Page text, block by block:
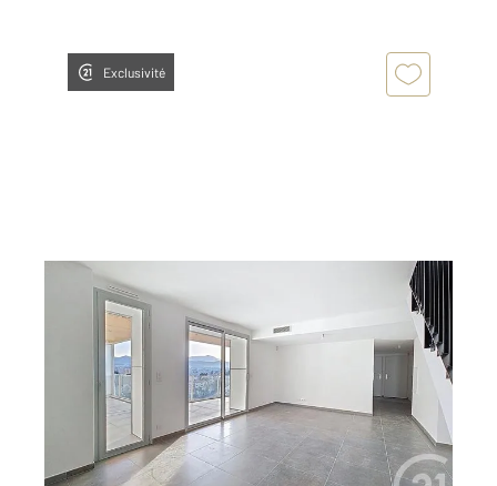
Exclusivité
MARSEILLE 13008
102,25 m2, 4 pièces
Ref : 29381
Appartement T4 à vendre
720 000 €
MARSEILLE 8ème Bonneveine - Exceptionnel